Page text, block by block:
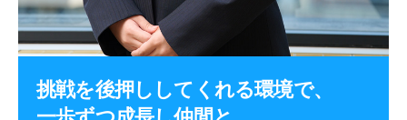
挑戦を後押ししてくれる環境で、